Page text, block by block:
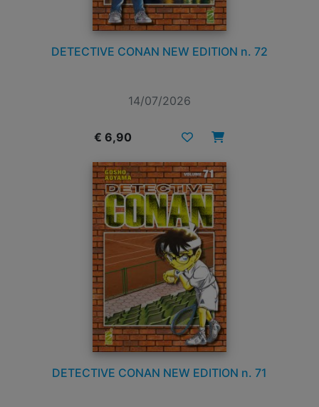
DETECTIVE CONAN NEW EDITION n. 72
14/07/2026
€ 6,90
DETECTIVE CONAN NEW EDITION n. 71